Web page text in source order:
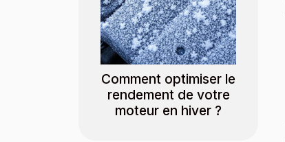
Comment optimiser le
rendement de votre
moteur en hiver ?